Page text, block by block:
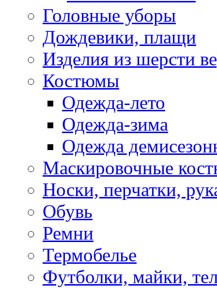
Головные уборы
Дождевики, плащи
Изделия из шерсти
Костюмы
Одежда-лето
Одежда-зима
Одежда
Маскировочные
Носки, перчатки,
Обувь
Ремни
Термобелье
Футболки, майки,